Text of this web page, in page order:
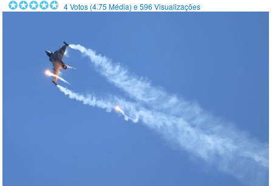
4Votos (4.75 Média) e596 Visualizações